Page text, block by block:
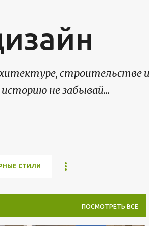
строительстве
не забывай...
СТИЛИ
ПОСМОТРЕТЬ ВСЕ